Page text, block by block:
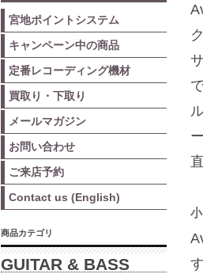
宮地ポイントシステム
キャンペーン中の商品
定番レコーディング機材
買取り・下取り
メールマガジン
お問い合わせ
ご来店予約
Contact us (English)
商品カテゴリ
GUITAR & BASS